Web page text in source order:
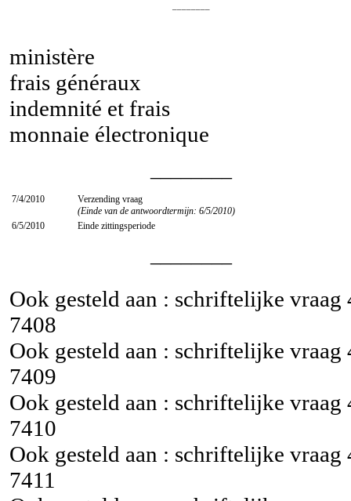
ministère
frais généraux
indemnité et frais
monnaie électronique
7/4/2010
Verzending vraag
(Einde van de antwoordtermijn: 6/5/2010)
6/5/2010
Einde zittingsperiode
Ook gesteld aan : schriftelijke vraag
7408
Ook gesteld aan : schriftelijke vraag
7409
Ook gesteld aan : schriftelijke vraag
7410
Ook gesteld aan : schriftelijke vraag
7411